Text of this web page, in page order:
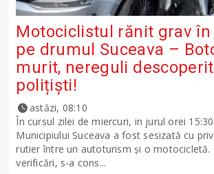
Motociclistul rănit grav
pe drumul Suceava –
murit, nereguli
polițiști!
astăzi, 08:10
În cursul zilei de miercuri, in jurul orei
Municipiului Suceava a fost sesizată cu
rutier între un autoturism și o motocicletă.
verificări, s-a cons...